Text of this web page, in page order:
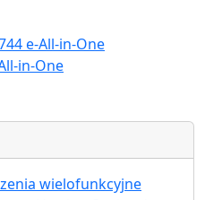
in-One
wielofunkcyjne